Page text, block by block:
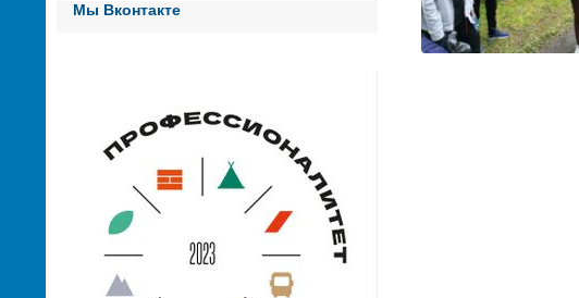
Мы Вконтакте